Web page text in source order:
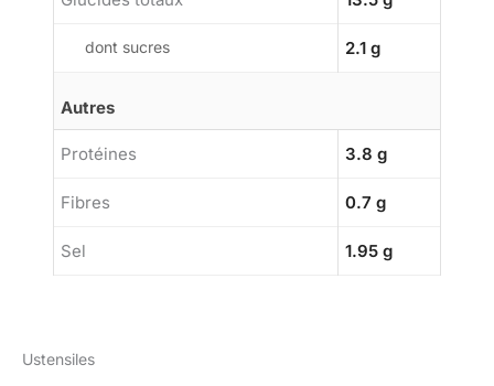
dont sucres 2.1 g
Autres
Protéines 3.8 g
Fibres 0.7 g
Sel 1.95 g
Ustensiles